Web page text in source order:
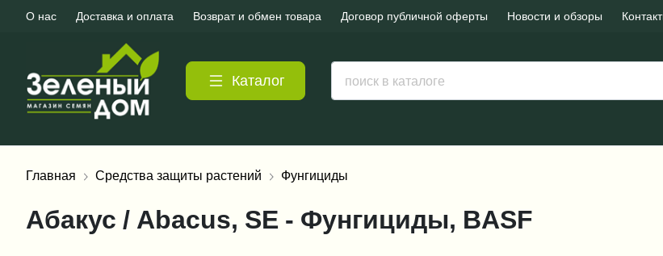
О нас Доставка и оплата Возврат и обмен товара Договор публичной оферты Новости и обзоры
Каталог
Главная Средства защиты растений Фунгициды
Абакус / Abacus, SE - Фунгициды, BASF